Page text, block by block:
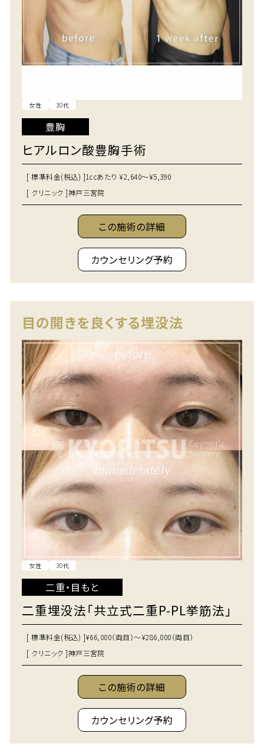
女性 30代
豊胸
ヒアルロン酸豊胸手術
[ 標準料金(税込) ]1ccあたり ¥2,640～¥5,390
[ クリニック ]神戸三宮院
この施術の詳細
カウンセリング予約
目の開きを良くする埋没法
女性 30代
二重・目もと
二重埋没法「共立式二重P-PL挙筋法」
[ 標準料金(税込) ]¥66,000（両目）～¥286,000（両目）
[ クリニック ]神戸三宮院
この施術の詳細
カウンセリング予約